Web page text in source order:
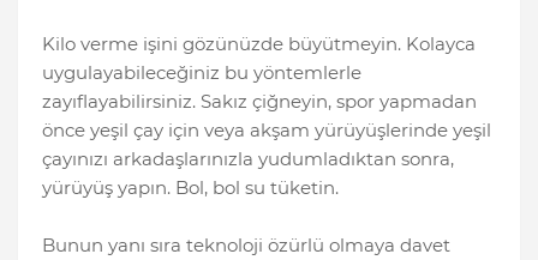
Kilo verme işini gözünüzde büyütmeyin. Kolayca
uygulayabileceğiniz bu yöntemlerle
zayıflayabilirsiniz. Sakız çiğneyin, spor yapmadan
önce yeşil çay için veya akşam yürüyüşlerinde yeşil
çayınızı arkadaşlarınızla yudumladıktan sonra,
yürüyüş yapın. Bol, bol su tüketin.
Bunun yanı sıra teknoloji özürlü olmaya davet